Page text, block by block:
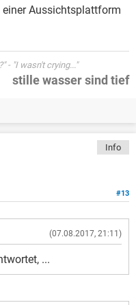
Aussichtsplattform
- "I wasn't crying..."
stille wasser sind tief
Info
#13
(07.08.2017, 21:11)
...